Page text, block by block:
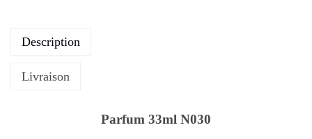
Description
Livraison
Parfum 33ml N030